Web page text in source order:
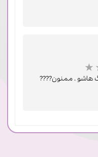
هاشو . ممنون????